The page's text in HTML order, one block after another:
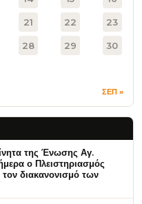
21 22 23
28 29 30
ΣΕΠ »
της Ένωσης Αγ.
ο Πλειστηριασμός
διακανονισμό των